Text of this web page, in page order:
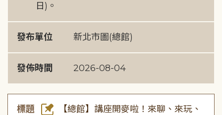
日)。
發布單位 新北市圖(總館)
發佈時間 2026-08-04
標題
【總館】講座開麥啦！來聊、來玩、